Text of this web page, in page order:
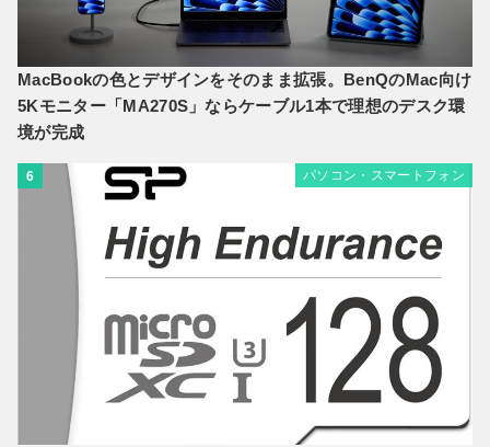
MacBookの色とデザインをそのまま拡張。BenQのMac向け
5Kモニター「MA270S」ならケーブル1本で理想のデスク環
境が完成
6 パソコン・スマートフォン